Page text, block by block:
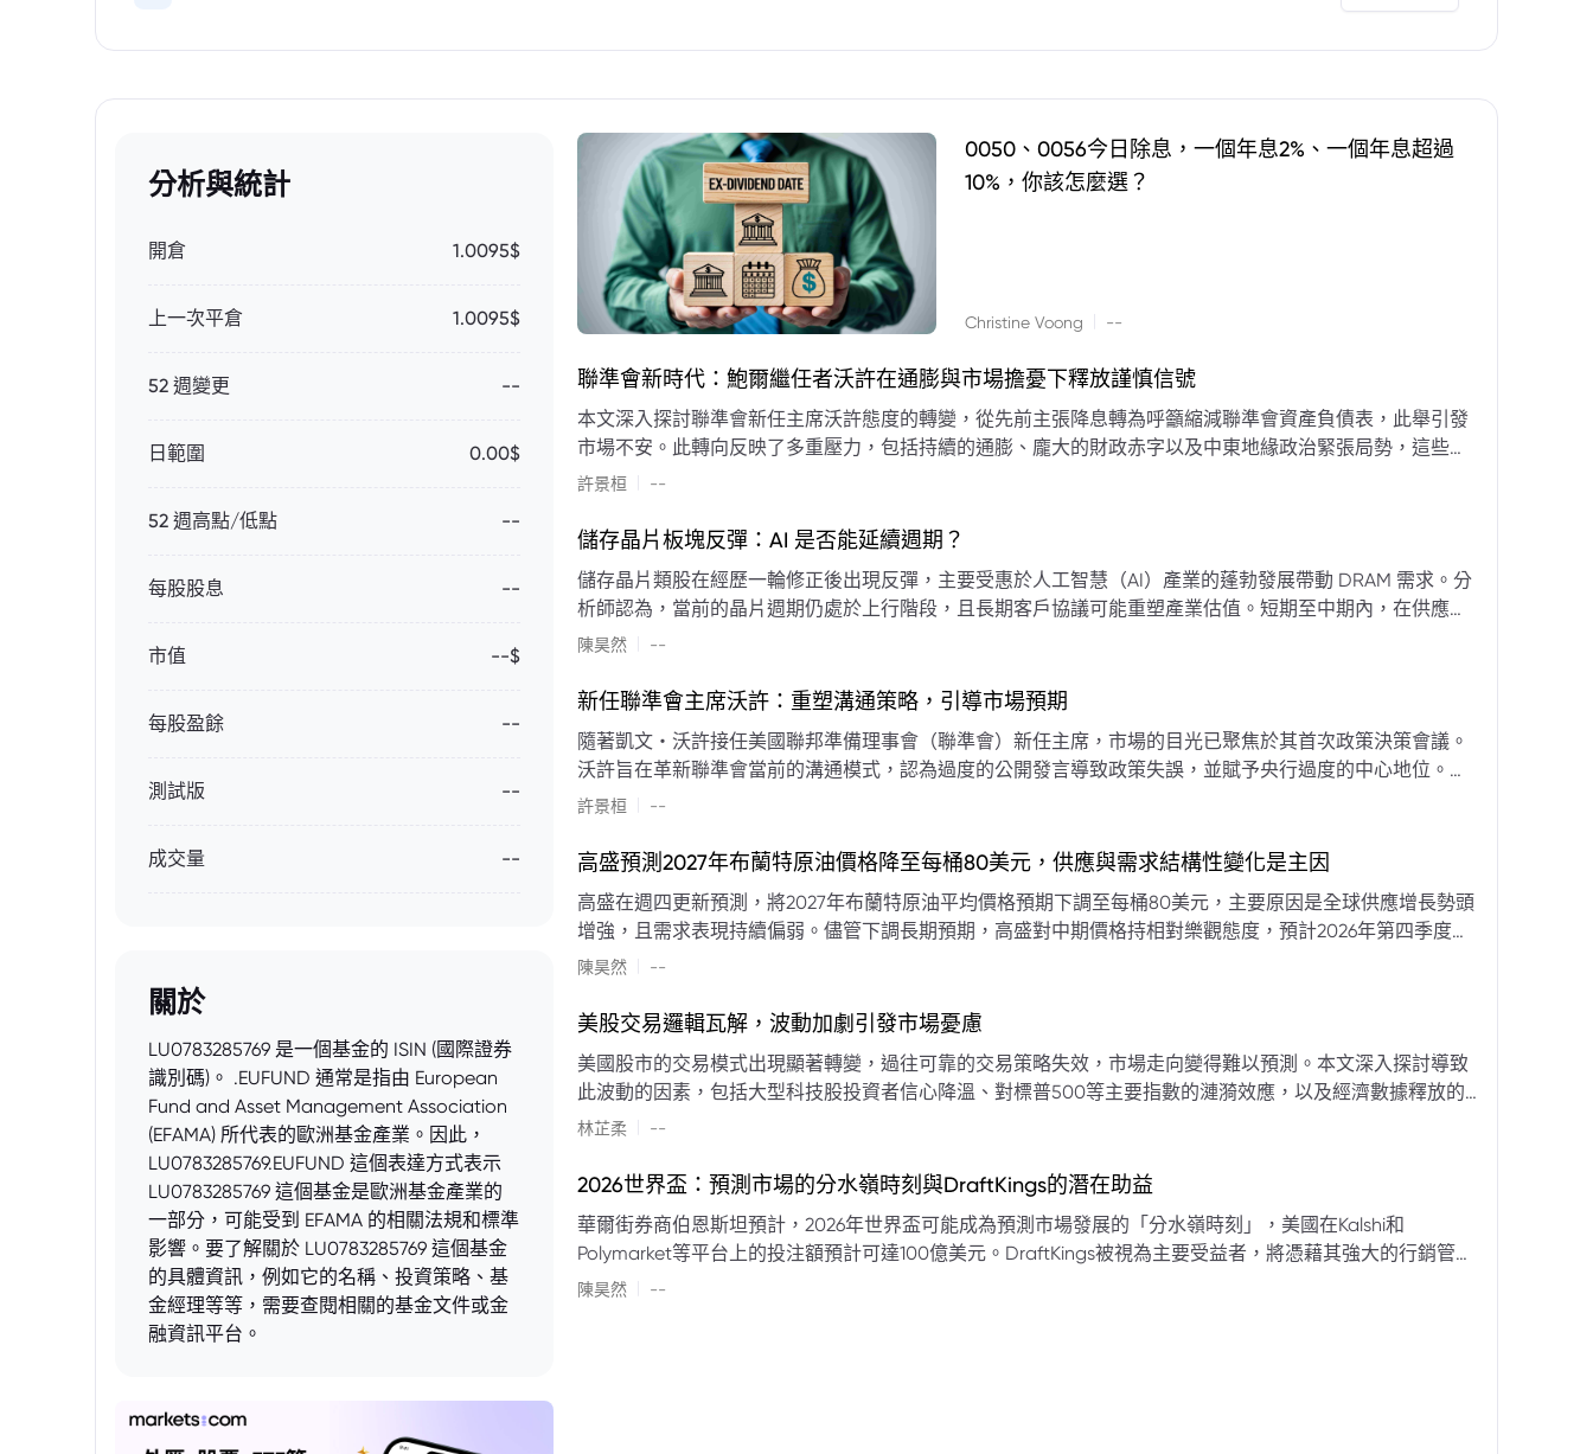
分析與統計
開倉 1.0095$
上一次平倉 1.0095$
52 週變更 --
日範圍 0.00$
52 週高點/低點 --
每股股息 --
市值 --$
每股盈餘 --
測試版 --
成交量 --
關於
LU0783285769 是一個基金的 ISIN (國際證券
識別碼)。 .EUFUND 通常是指由 European
Fund and Asset Management Association
(EFAMA) 所代表的歐洲基金產業。因此，
LU0783285769.EUFUND 這個表達方式表示
LU0783285769 這個基金是歐洲基金產業的
一部分，可能受到 EFAMA 的相關法規和標準
影響。要了解關於 LU0783285769 這個基金
的具體資訊，例如它的名稱、投資策略、基
金經理等等，需要查閱相關的基金文件或金
融資訊平台。
0050、0056今日除息，一個年息2%、一個年息超過
10%，你該怎麼選？
Christine Voong --
聯準會新時代：鮑爾繼任者沃許在通膨與市場擔憂下釋放謹慎信號
本文深入探討聯準會新任主席沃許態度的轉變，從先前主張降息轉為呼籲縮減聯準會資產負債表，此舉引發
市場不安。此轉向反映了多重壓力，包括持續的通膨、龐大的財政赤字以及中東地緣政治緊張局勢，這些因
素限制了聯準會實施降息或激進縮減資產負債表的空間。專家預計將進入政策觀望期，重點將放在維持較高
許景桓 --
儲存晶片板塊反彈：AI 是否能延續週期？
儲存晶片類股在經歷一輪修正後出現反彈，主要受惠於人工智慧（AI）產業的蓬勃發展帶動 DRAM 需求。分
析師認為，當前的晶片週期仍處於上行階段，且長期客戶協議可能重塑產業估值。短期至中期內，在供應受
限的支撐下，價格預期將持續走高。
陳昊然 --
新任聯準會主席沃許：重塑溝通策略，引導市場預期
隨著凱文・沃許接任美國聯邦準備理事會（聯準會）新任主席，市場的目光已聚焦於其首次政策決策會議。
沃許旨在革新聯準會當前的溝通模式，認為過度的公開發言導致政策失誤，並賦予央行過度的中心地位。他
計畫重塑政策預期的發布方式及其頻率，目標是減少對預期市場信號的依賴，並強化對經濟基本面的關注。
許景桓 --
高盛預測2027年布蘭特原油價格降至每桶80美元，供應與需求結構性變化是主因
高盛在週四更新預測，將2027年布蘭特原油平均價格預期下調至每桶80美元，主要原因是全球供應增長勢頭
增強，且需求表現持續偏弱。儘管下調長期預期，高盛對中期價格持相對樂觀態度，預計2026年第四季度布
蘭特原油均價為每桶90美元。該行認為，美國、巴西、圭亞那、委內瑞拉及阿聯酋的產量提升，加上需求端
其影響低於預期，二季度的全球供應缺口（每日500萬至600萬桶）因需求疲軟和市場已存在的供過於求而
口受阻持續，2026年底油價可能升至每桶110美元以上，極端情況下2027年甚至可能觸及140美元。相對地，
若供應快速恢復且需求進一步走弱，2026年底油價可能回落至每桶70美元左右，2027年則可能降至每桶60
美元。
陳昊然 --
美股交易邏輯瓦解，波動加劇引發市場憂慮
美國股市的交易模式出現顯著轉變，過往可靠的交易策略失效，市場走向變得難以預測。本文深入探討導致
此波動的因素，包括大型科技股投資者信心降溫、對標普500等主要指數的漣漪效應，以及經濟數據釋放的
矛盾信號。專家意見顯示，雙向交易與市場震盪加劇將成為新常態。重點摘要包括：先前「逢低買入」策略
點：** * **交易邏輯轉變：** 順勢做多的市場邏輯已瓦解，市場走向變得難以預測。 * **科技股信心減弱：**
現顯著的單日反轉幅度，整體市場穩定性大幅下降。 * **經濟數據拉扯：** 經濟數據表現出韌性與聯準會緊
縮貨幣政策預期升溫之間形成拉扯，加劇市場不確定性。 * **專家預期：** 預計將持續出現板塊輪動與風格
切換，投資者意見分歧程度處於極高水平。 * **聚焦聯準會：** 聯準會的利率決議及後續記者會，被視為短
林芷柔 --
2026世界盃：預測市場的分水嶺時刻與DraftKings的潛在助益
華爾街券商伯恩斯坦預計，2026年世界盃可能成為預測市場發展的「分水嶺時刻」，美國在Kalshi和
Polymarket等平台上的投注額預計可達100億美元。DraftKings被視為主要受益者，將憑藉其強大的行銷管
道、西班牙語轉播權以及對預測市場業務的拓展，為即將到來的NFL賽季做準備。
陳昊然 --